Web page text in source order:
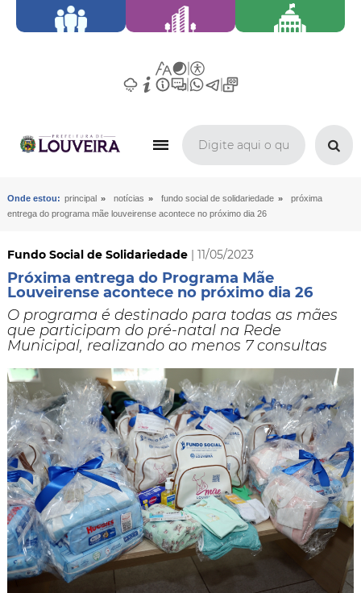
Onde estou: principal » notícias » fundo social de solidariedade »
próxima
entrega do programa mãe louveirense acontece no próximo dia 26
Fundo Social de Solidariedade| 11/05/2023
Próxima entrega do Programa Mãe
Louveirense acontece no próximo dia 26
O programa é destinado para todas as mães
que participam do pré-natal na Rede
Municipal, realizando ao menos 7 consultas